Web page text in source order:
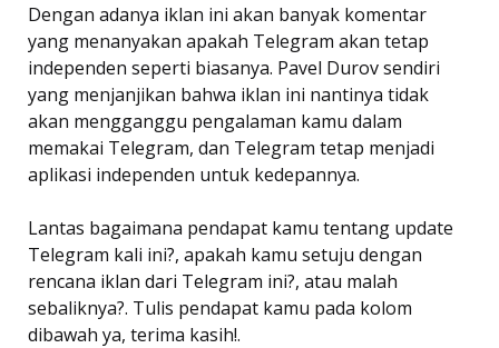
Dengan adanya iklan ini akan banyak komentar
yang menanyakan apakah Telegram akan tetap
independen seperti biasanya. Pavel Durov sendiri
yang menjanjikan bahwa iklan ini nantinya tidak
akan mengganggu pengalaman kamu dalam
memakai Telegram, dan Telegram tetap menjadi
aplikasi independen untuk kedepannya.
Lantas bagaimana pendapat kamu tentang update
Telegram kali ini?, apakah kamu setuju dengan
rencana iklan dari Telegram ini?, atau malah
sebaliknya?. Tulis pendapat kamu pada kolom
dibawah ya, terima kasih!.